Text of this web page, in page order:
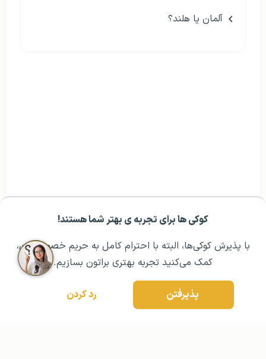
کوکی ها برای تجربه ی بهتر شما هستند!
با پذیرش کوکی‌ها، البته با احترام کامل به حریم خصوصیتون،
کمک می‌کنید تجربه بهتری براتون بسازیم.
پذیرفتن رد کردن
مشــاوره اولیه رایگان: ۰۲۱ ۴۳۰۰۰ ۰۲۱ رزرو مشاوره تخصصی
آلمان یا هلند؟